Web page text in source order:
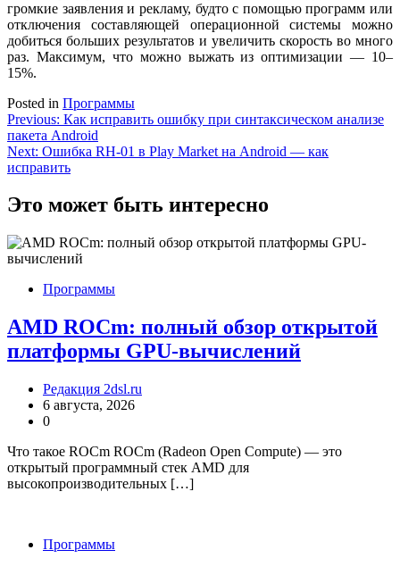
громкие заявления и рекламу, будто с помощью программ или
отключения составляющей операционной системы можно
добиться больших результатов и увеличить скорость во много
раз. Максимум, что можно выжать из оптимизации — 10–
15%.
Posted in Программы
Навигация
по
записям
Previous: Как исправить ошибку при синтаксическом анализе
пакета Android
Next: Ошибка RH-01 в Play Market на Android — как
исправить
Это может быть интересно
Программы
AMD ROCm: полный обзор открытой
платформы GPU-вычислений
Редакция 2dsl.ru
6 августа, 2026
0
Что такое ROCm ROCm (Radeon Open Compute) — это
открытый программный стек AMD для
высокопроизводительных […]
Программы